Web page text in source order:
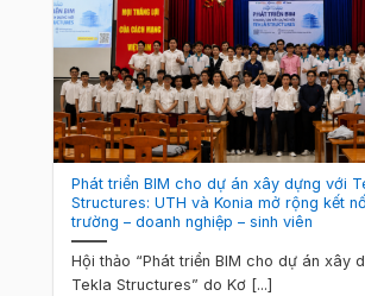
Phát triển BIM cho dự án xây dựng với
Structures: UTH và Konia mở rộng kết
trường – doanh nghiệp – sinh viên
Hội thảo “Phát triển BIM cho dự án xây
Tekla Structures” do Kơ [...]